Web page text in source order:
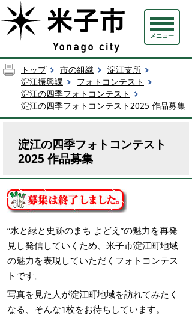
メニュー
トップ 市の組織
淀江支所
淀江振興課
フォトコンテスト
淀江の四季フォトコンテスト
淀江の四季フォトコンテスト2025 作品募集
淀江の四季フォトコンテスト
2025 作品募集
“水と緑と史跡のまち よどえ”の魅力を再発
見し発信していくため、米子市淀江町地域
の魅力を表現していただくフォトコンテス
トです。
写真を見た人が淀江町地域を訪れてみたく
なる、そんな1枚をお待ちしています。